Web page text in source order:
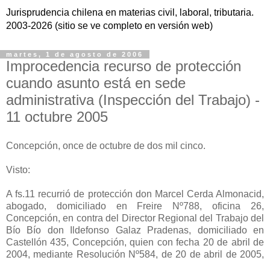
Jurisprudencia chilena en materias civil, laboral, tributaria.
2003-2026 (sitio se ve completo en versión web)
martes, 1 de agosto de 2006
Improcedencia recurso de protección
cuando asunto está en sede
administrativa (Inspección del Trabajo) -
11 octubre 2005
Concepción, once de octubre de dos mil cinco.
Visto:
A fs.11 recurrió de protección don Marcel Cerda Almonacid,
abogado, domiciliado en Freire Nº788, oficina 26,
Concepción, en contra del Director Regional del Trabajo del
Bío Bío don Ildefonso Galaz Pradenas, domiciliado en
Castellón 435, Concepción, quien con fecha 20 de abril de
2004, mediante Resolución Nº584, de 20 de abril de 2005,